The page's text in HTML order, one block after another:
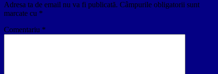
Adresa ta de email nu va fi publicată. Câmpurile obligatorii sunt
marcate cu *
Comentariu *